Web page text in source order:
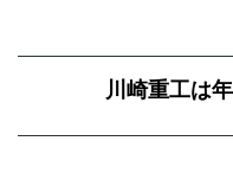
川崎重工は